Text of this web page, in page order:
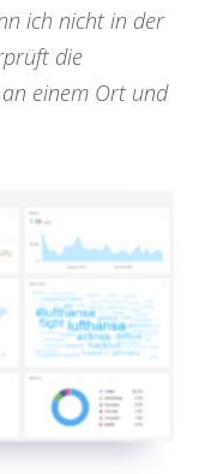
ich nicht in der
die
einem Ort und